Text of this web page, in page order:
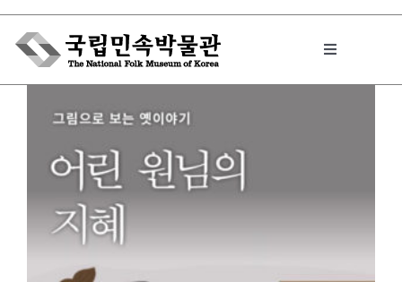
Skip
content
Toggle
박물관에서는
민속이야기
민속 인사이드